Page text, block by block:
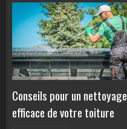
Conseils pour un nettoyage
efficace de votre toiture